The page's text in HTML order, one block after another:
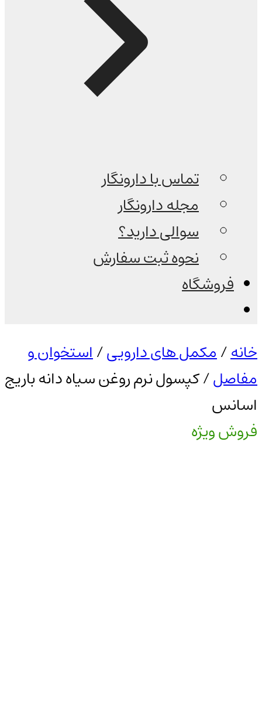
تماس با دارونگار
مجله دارونگار
سوالی دارید؟
نحوه ثبت سفارش
فروشگاه
خانه/مکمل های دارویی/استخوان و
مفاصل/ کپسول نرم روغن سیاه دانه باریج
اسانس
فروش ویژه